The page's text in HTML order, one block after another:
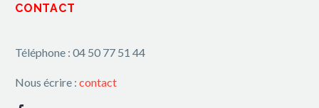
CONTACT
Téléphone : 04 50 77 51 44
Nous écrire : contact